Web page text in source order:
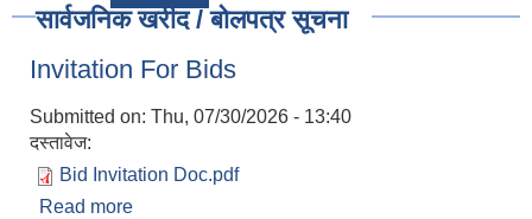
सार्वजनिक खरीद / बोलपत्र सूचना
Invitation For Bids
Submitted on: Thu, 07/30/2026 - 13:40
दस्तावेज:
Bid Invitation Doc.pdf
Read more